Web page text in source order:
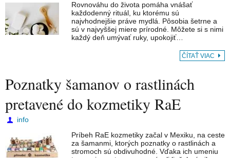
Rovnováhu do života pomáha vnášať
každodenný rituál, ku ktorému sú
najvhodnejšie práve mydlá. Pôsobia šetrne a
sú v najvyššej miere prírodné. Môžete si s nimi
každý deň umývať ruky, upokojiť…
ČÍTAŤ VIAC
Poznatky šamanov o rastlinách
pretavené do kozmetiky RaE
info
Príbeh RaE kozmetiky začal v Mexiku, na ceste
za šamanmi, ktorých poznatky o rastlinách a
stromoch sú obdivuhodné. Vďaka ich umeniu